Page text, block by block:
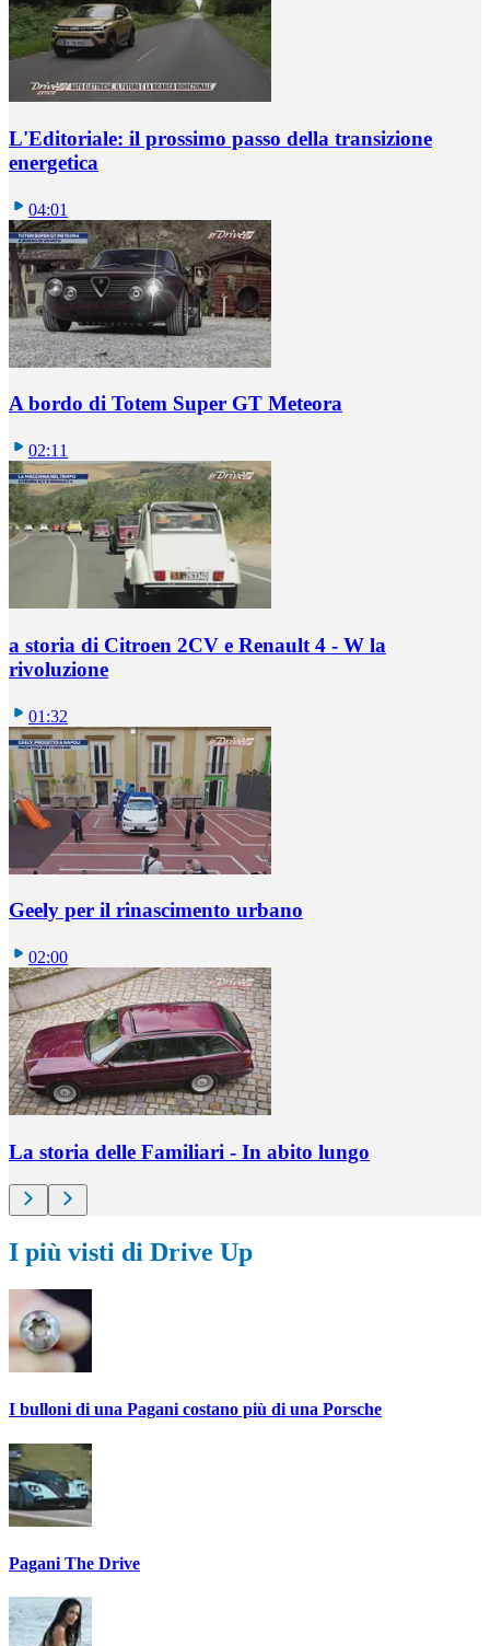
L'Editoriale: il prossimo passo della transizione
energetica
04:01
A bordo di Totem Super GT Meteora
02:11
a storia di Citroen 2CV e Renault 4 - W la
rivoluzione
01:32
Geely per il rinascimento urbano
02:00
La storia delle Familiari - In abito lungo
I più visti di Drive Up
I bulloni di una Pagani costano più di una Porsche
Pagani The Drive